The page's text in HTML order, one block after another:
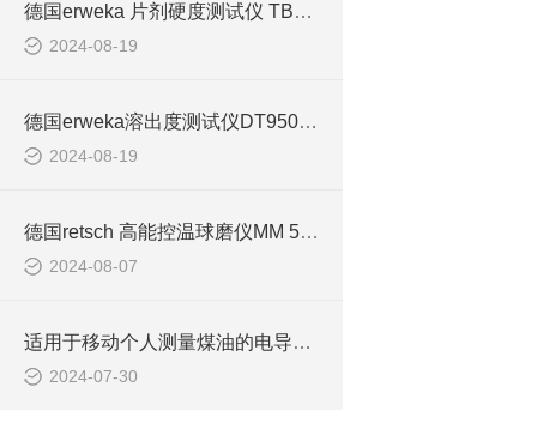
德国erweka 片剂硬度测试仪 TBH125的介绍
2024-08-19
德国erweka溶出度测试仪DT950系列的介绍
2024-08-19
德国retsch 高能控温球磨仪MM 500 CONTROL的产品介绍
2024-08-07
适用于移动个人测量煤油的电导率仪MBA MLA900 的产品资料介绍
2024-07-30